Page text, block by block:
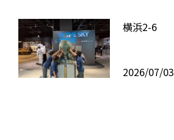
横浜2-6
2026/07/03